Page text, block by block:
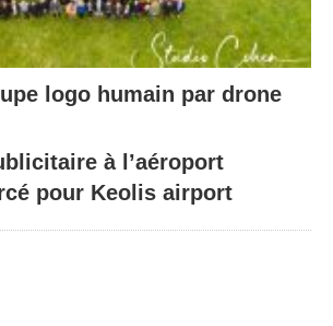
logo humain par drone
à l’aéroport
pour Keolis airport